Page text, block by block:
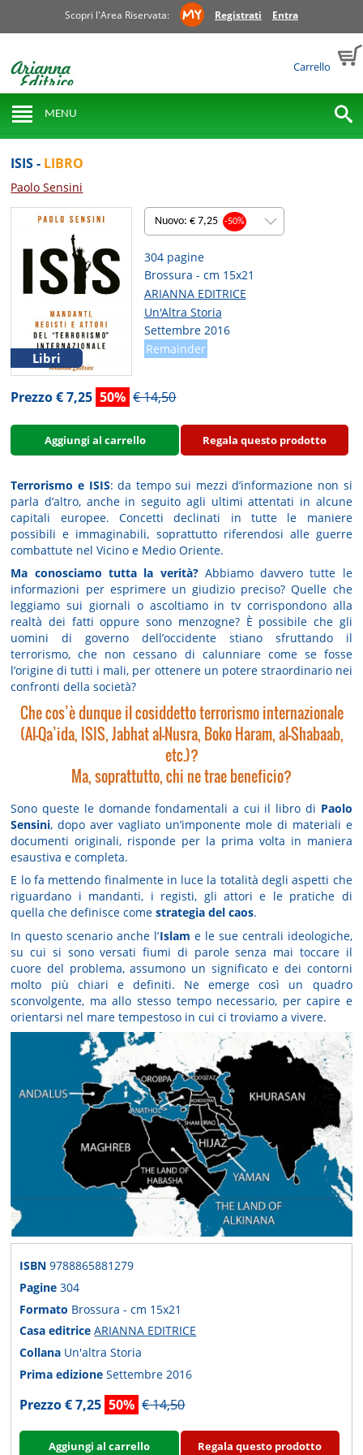
Scopri l'Area Riservata: Registrati Entra
Carrello
MENU
ISIS - LIBRO
Paolo Sensini
Libri
Nuovo: € 7,25-50%
304 pagine
Brossura - cm 15x21
ARIANNA EDITRICE
Un'Altra Storia
Settembre 2016
Remainder
Prezzo € 7,25 50% € 14,50
Aggiungi al carrello Regala questo prodotto
Terrorismo e ISIS: da tempo sui mezzi d’informazione non si
parla d’altro, anche in seguito agli ultimi attentati in alcune
capitali europee. Concetti declinati in tutte le maniere
possibili e immaginabili, soprattutto riferendosi alle guerre
combattute nel Vicino e Medio Oriente.
Ma conosciamo tutta la verità?Abbiamo davvero tutte le
informazioni per esprimere un giudizio preciso? Quelle che
leggiamo sui giornali o ascoltiamo in tv corrispondono alla
realtà dei fatti oppure sono menzogne? È possibile che gli
uomini di governo dell’occidente stiano sfruttando il
terrorismo, che non cessano di calunniare come se fosse
l’origine di tutti i mali, per ottenere un potere straordinario nei
confronti della società?
Che cos’è dunque il cosiddetto terrorismo internazionale
(Al-Qa’ida, ISIS, Jabhat al-Nusra, Boko Haram, al-Shabaab,
etc.)?
Ma, soprattutto, chi ne trae beneficio?
Sono queste le domande fondamentali a cui il libro di Paolo
Sensini, dopo aver vagliato un’imponente mole di materiali e
documenti originali, risponde per la prima volta in maniera
esaustiva e completa.
E lo fa mettendo finalmente in luce la totalità degli aspetti che
riguardano i mandanti, i registi, gli attori e le pratiche di
quella che definisce comestrategia del caos.
In questo scenario anche l’Islam e le sue centrali ideologiche,
su cui si sono versati fiumi di parole senza mai toccare il
cuore del problema, assumono un significato e dei contorni
molto più chiari e definiti. Ne emerge così un quadro
sconvolgente, ma allo stesso tempo necessario, per capire e
orientarsi nel mare tempestoso in cui ci troviamo a vivere.
ISBN9788865881279
Pagine304
Formato Brossura - cm 15x21
Casa editriceARIANNA EDITRICE
Collana Un'altra Storia
Prima edizioneSettembre 2016
Prezzo € 7,25 50% € 14,50
Aggiungi al carrello Regala questo prodotto